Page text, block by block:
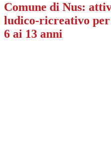
Comune di Nus:
ludico-ricreativo
6 ai 13 anni